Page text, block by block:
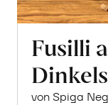
Fusilli
von Spiga